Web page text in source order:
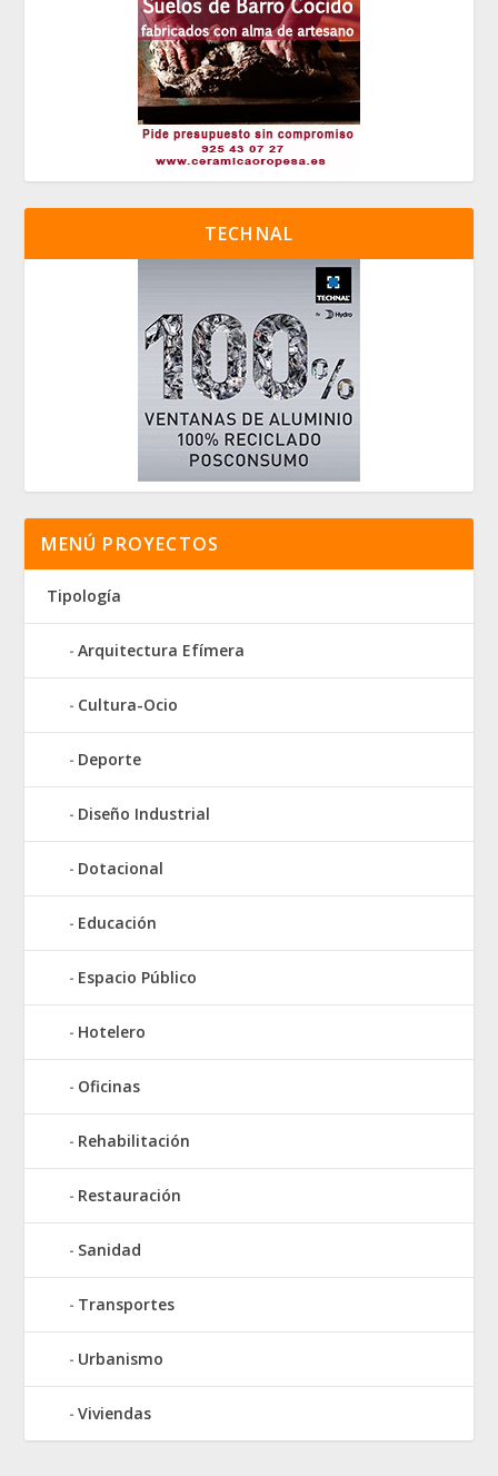
TECHNAL
MENÚ PROYECTOS
Tipología
Arquitectura Efímera
Cultura-Ocio
Deporte
Diseño Industrial
Dotacional
Educación
Espacio Público
Hotelero
Oficinas
Rehabilitación
Restauración
Sanidad
Transportes
Urbanismo
Viviendas